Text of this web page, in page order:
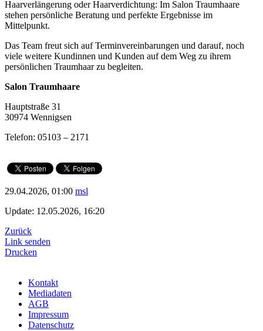
Haarverlängerung oder Haarverdichtung: Im Salon Traumhaare
stehen persönliche Beratung und perfekte Ergebnisse im
Mittelpunkt.
Das Team freut sich auf Terminvereinbarungen und darauf, noch
viele weitere Kundinnen und Kunden auf dem Weg zu ihrem
persönlichen Traumhaar zu begleiten.
Salon Traumhaare
Hauptstraße 31
30974 Wennigsen
Telefon: 05103 – 2171
29.04.2026, 01:00 msl
Update: 12.05.2026, 16:20
Zurück
Link senden
Drucken
Kontakt
Mediadaten
AGB
Impressum
Datenschutz